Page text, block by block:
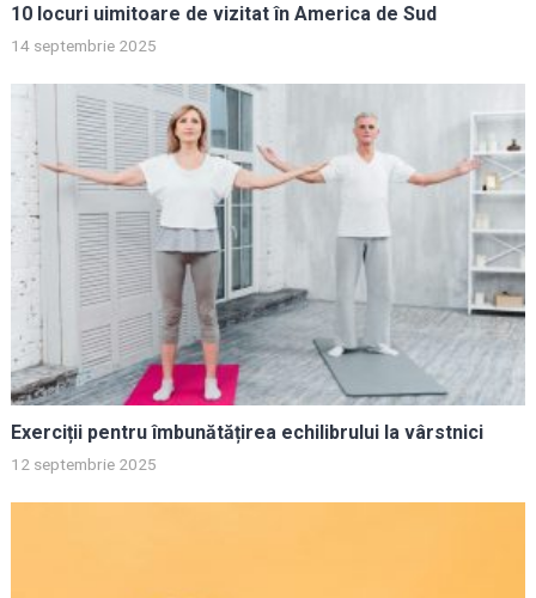
10 locuri uimitoare de vizitat în America de Sud
14 septembrie 2025
Exerciții pentru îmbunătățirea echilibrului la vârstnici
12 septembrie 2025